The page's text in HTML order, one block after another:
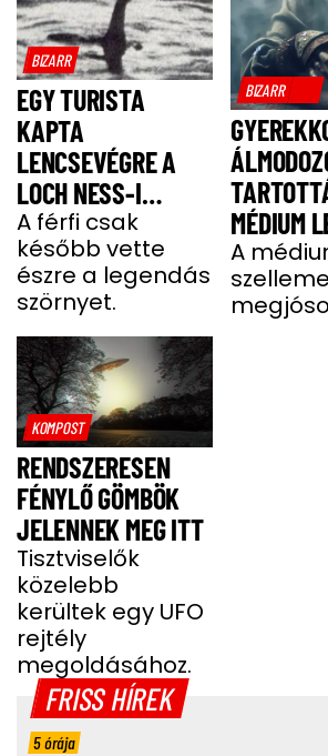
BIZARR
EGY TURISTA
KAPTA
LENCSEVÉGRE A
LOCH NESS-I
SZÖRNYET - FOTÓ
A férfi csak
később vette
észre a legendás
szörnyet.
BIZARR
MÉDIUM
A
KOMPOST
RENDSZERESEN
FÉNYLŐ GÖMBÖK
JELENNEK MEG ITT
Tisztviselők
közelebb
kerültek egy UFO
rejtély
megoldásához.
FRISS HÍREK
5 órája